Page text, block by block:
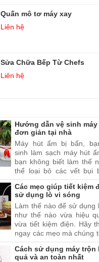
Quấn mô tơ máy xay
Liên hệ
Sửa Chữa Bếp Từ Chefs
Liên hệ
Hướng dẫn vệ sinh máy
đơn giản tại nhà
Máy hút ẩm bị bẩn,
sinh làm sạch máy hút
bạn không biết làm thể
thể loại bỏ các vết bụi
đầu bám bên trong
Hãy cùng Kỳ Anh Sửa
Nhà tìm hiểu cách vệ sinh
ẩm thông qua các bước
nhé!
Các mẹo giúp tiết kiệm
sử dụng lò vi sóng
Làm thế nào để sử dụng
như thế nào vừa hiệu
vừa tiết kiệm điện. Hãy
ngay các mẹo mà chúng
trong bài viết dưới đây
Cách sử dụng máy trộn
quả và an toàn nhất